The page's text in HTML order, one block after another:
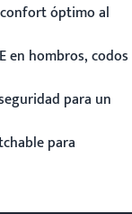
óptimo al
en hombros, codos
para un
para